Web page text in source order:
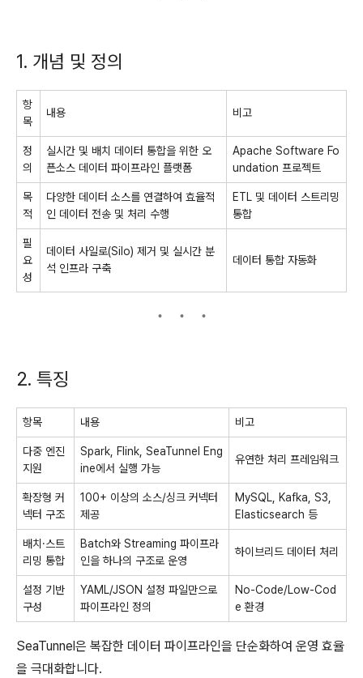
1. 개념 및 정의
항
목
내용 비고
정
의
실시간 및 배치 데이터 통합을 위한 오
픈소스 데이터 파이프라인 플랫폼
Apache Software Fo
undation 프로젝트
목
적
다양한 데이터 소스를 연결하여 효율적
인 데이터 전송 및 처리 수행
ETL 및 데이터 스트리밍
통합
필
요
성
데이터 사일로(Silo) 제거 및 실시간 분
석 인프라 구축
데이터 통합 자동화
2. 특징
항목 내용 비고
다중 엔진
지원
Spark, Flink, SeaTunnel Eng
ine에서 실행 가능
유연한 처리 프레임워크
확장형 커
넥터 구조
100+ 이상의 소스/싱크 커넥터
제공
MySQL, Kafka, S3,
Elasticsearch 등
배치·스트
리밍 통합
Batch와 Streaming 파이프라
인을 하나의 구조로 운영
하이브리드 데이터 처리
설정 기반
구성
YAML/JSON 설정 파일만으로
파이프라인 정의
No-Code/Low-Cod
e 환경
SeaTunnel은 복잡한 데이터 파이프라인을 단순화하여 운영 효율
을 극대화합니다.